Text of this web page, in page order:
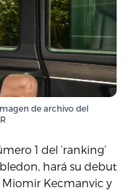
de archivo del
1 del ‘ranking’
hará su debut
Kecmanvic y